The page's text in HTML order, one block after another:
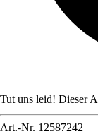
Tut uns leid! Dieser
Art.-Nr. 12587242